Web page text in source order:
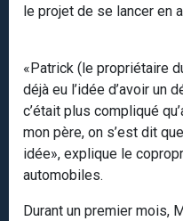
le projet de se lancer en
«Patrick (le propriétaire
déjà eu l’idée d’avoir un
c’était plus compliqué
mon père, on s’est dit
idée», explique le
automobiles.
Durant un premier mois,